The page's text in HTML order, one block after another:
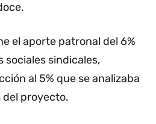
el aporte patronal del 6%
sociales sindicales,
al 5% que se analizaba
del proyecto.